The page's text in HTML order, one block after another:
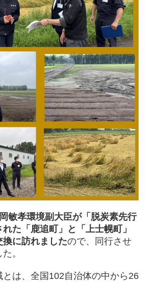
敏孝環境副大臣が「脱炭素先行
た「鹿追町」と「上士幌町」
に訪れましたので、同行させ
。
とは、全国102自治体の中から26